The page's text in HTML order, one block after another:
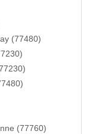
(77480)
(77760)